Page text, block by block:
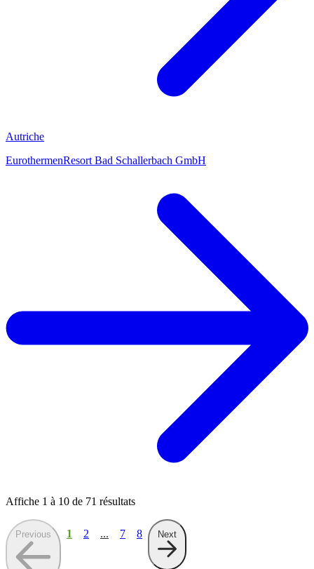
Autriche
EurothermenResort Bad Schallerbach GmbH
Affiche 1 à 10 de 71 résultats
Previous 1 2 ... 7 8 Next